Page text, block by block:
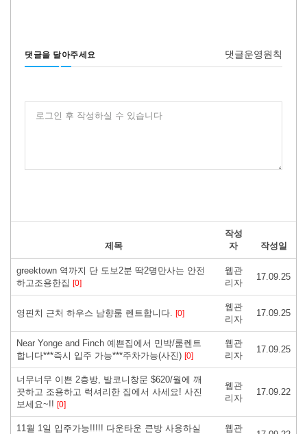
댓글을 달아주세요 댓글운영원칙
로그인 후 작성하실 수 있습니다
제목
작성
자
작성일
greektown 역까지 단 도보2분 딱2명만사는 안전
하고조용한집 [0]
웹관
리자
17.09.25
영핀치 근처 하우스 남향룸 렌트합니다. [0]
웹관
리자
17.09.25
Near Yonge and Finch 예쁜집에서 민박/룸렌트
합니다***즉시 입주 가능***주차가능(사진) [0]
웹관
리자
17.09.25
너무너무 이쁜 2층방, 발코니창문 $620/월에 깨
끗하고 조용하고 럭셔리한 집에서 사세요! 사진
보세요~!! [0]
웹관
리자
17.09.22
11월 1일 입주가능!!!!! 다운타운 큰방 사용하실 웹관